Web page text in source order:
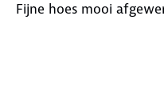
4) Succesvol getest
Fijne hoes mooi